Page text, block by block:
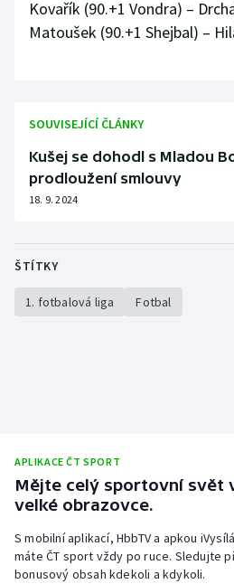
Kovařík (90.+1 Vondra) –⁠⁠⁠⁠⁠⁠
Matoušek (90.+1 Shejbal) –⁠⁠⁠⁠⁠⁠
SOUVISEJÍCÍ ČLÁNKY
Kušej se dohodl s Mladou
prodloužení smlouvy
18. 9. 2024
ŠTÍTKY
1. fotbalová liga Fotbal
APLIKACE ČT SPORT
Mějte celý sportovní svět
velké obrazovce.
S mobilní aplikací, HbbTV a apkou
máte ČT sport vždy po ruce. Sledujte
bonusový obsah kdekoli a kdykoli.